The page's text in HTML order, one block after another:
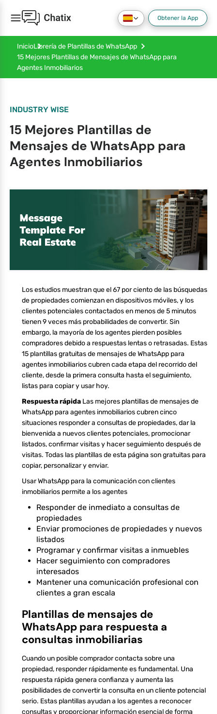
Obtener la App
InicioLibrería de Plantillas de WhatsApp
15 Mejores Plantillas de Mensajes de WhatsApp para
Agentes Inmobiliarios
INDUSTRY WISE
15 Mejores Plantillas de
Mensajes de WhatsApp para
Agentes Inmobiliarios
Los estudios muestran que el 67 por ciento de las búsquedas
de propiedades comienzan en dispositivos móviles, y los
clientes potenciales contactados en menos de 5 minutos
tienen 9 veces más probabilidades de convertir. Sin
embargo, la mayoría de los agentes pierden posibles
compradores debido a respuestas lentas o retrasadas. Estas
15 plantillas gratuitas de mensajes de WhatsApp para
agentes inmobiliarios cubren cada etapa del recorrido del
cliente, desde la primera consulta hasta el seguimiento,
listas para copiar y usar hoy.
Respuesta rápida Las mejores plantillas de mensajes de
WhatsApp para agentes inmobiliarios cubren cinco
situaciones responder a consultas de propiedades, dar la
bienvenida a nuevos clientes potenciales, promocionar
listados, confirmar visitas y hacer seguimiento después de
visitas. Todas las plantillas de esta página son gratuitas para
copiar, personalizar y enviar.
Usar WhatsApp para la comunicación con clientes
inmobiliarios permite a los agentes
Responder de inmediato a consultas de
propiedades
Enviar promociones de propiedades y nuevos
listados
Programar y confirmar visitas a inmuebles
Hacer seguimiento con compradores
interesados
Mantener una comunicación profesional con
clientes a gran escala
Plantillas de mensajes de
WhatsApp para respuesta a
consultas inmobiliarias
Cuando un posible comprador contacta sobre una
propiedad, responder rápidamente es fundamental. Una
respuesta rápida genera confianza y aumenta las
posibilidades de convertir la consulta en un cliente potencial
serio. Estas plantillas ayudan a los agentes a reconocer
consultas y proporcionar información esencial de forma